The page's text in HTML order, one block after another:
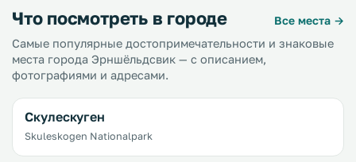
Что посмотреть в городе
Все места →
Самые популярные достопримечательности и знаковые
места города Эрншёльдсвик — с описанием,
фотографиями и адресами.
Скулескуген
Skuleskogen Nationalpark